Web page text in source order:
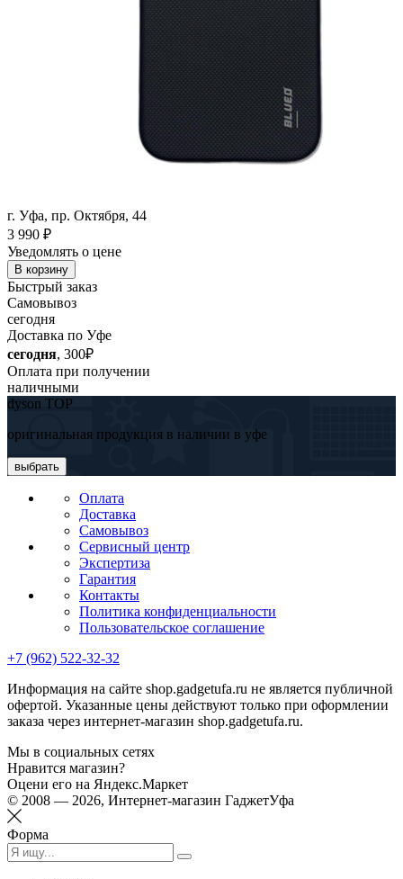
г. Уфа, пр. Октября, 44
3 990 ₽
Уведомлять о цене
В корзину
Быстрый заказ
Самовывоз
сегодня
Доставка по Уфе
сегодня, 300₽
Оплата при получении
наличными
dyson TOP
оригинальная продукция в наличии в уфе
выбрать
Оплата
Доставка
Самовывоз
Сервисный центр
Экспертиза
Гарантия
Контакты
Политика конфиденциальности
Пользовательское соглашение
+7 (962) 522-32-32
Информация на сайте shop.gadgetufa.ru не является публичной
офертой. Указанные цены действуют только при оформлении
заказа через интернет-магазин shop.gadgetufa.ru.
Мы в социальных сетях
Нравится магазин?
Оцени его на Яндекс.Маркет
© 2008 — 2026, Интернет-магазин ГаджетУфа
Форма